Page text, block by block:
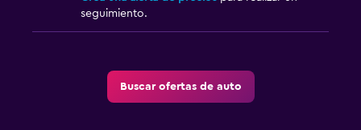
seguimiento.
Buscar ofertas de auto